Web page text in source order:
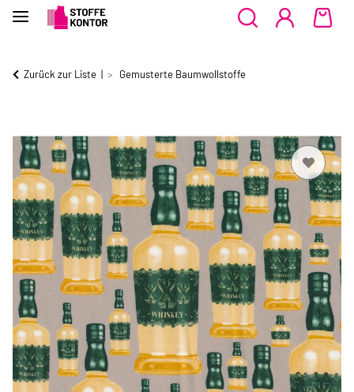
Zurück zur Liste Gemusterte Baumwollstoffe